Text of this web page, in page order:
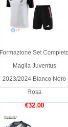
Formazione Set Completo
Maglia Juventus
2023/2024 Bianco Nero
Rosa
€32.00